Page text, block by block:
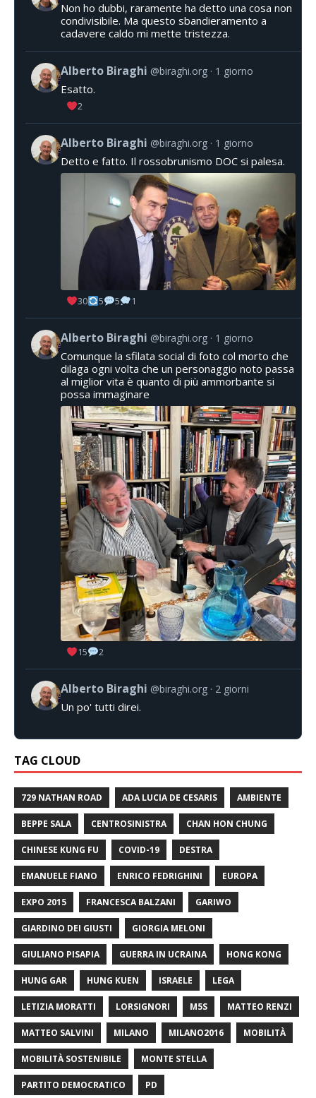
Non ho dubbi, raramente ha detto una cosa non
condivisibile. Ma questo sbandieramento a
cadavere caldo mi mette tristezza.
Alberto Biraghi @biraghi.org 1 giorno
Esatto.
2
Alberto Biraghi @biraghi.org 1 giorno
Detto e fatto. Il rossobrunismo DOC si palesa.
30 5 5 1
Alberto Biraghi @biraghi.org 1 giorno
Comunque la sfilata social di foto col morto che
dilaga ogni volta che un personaggio noto passa
al miglior vita è quanto di più ammorbante si
possa immaginare
15 2
Alberto Biraghi @biraghi.org 2 giorni
Un po' tutti direi.
TAG CLOUD
729 NATHAN ROAD ADA LUCIA DE CESARIS AMBIENTE
BEPPE SALA CENTROSINISTRA CHAN HON CHUNG
CHINESE KUNG FU COVID-19 DESTRA
EMANUELE FIANO ENRICO FEDRIGHINI EUROPA
EXPO 2015 FRANCESCA BALZANI GARIWO
GIARDINO DEI GIUSTI GIORGIA MELONI
GIULIANO PISAPIA GUERRA IN UCRAINA HONG KONG
HUNG GAR HUNG KUEN ISRAELE LEGA
LETIZIA MORATTI LORSIGNORI M5S MATTEO RENZI
MATTEO SALVINI MILANO MILANO2016 MOBILITÀ
MOBILITÀ SOSTENIBILE MONTE STELLA
PARTITO DEMOCRATICO PD